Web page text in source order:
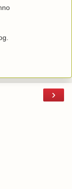
›